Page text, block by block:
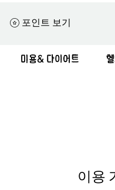
포인트 보기
미용& 다이어트
이용